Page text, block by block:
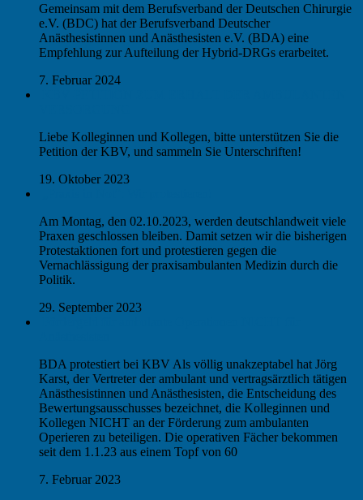
Gemeinsam mit dem Berufsverband der Deutschen Chirurgie
e.V. (BDC) hat der Berufsverband Deutscher
Anästhesistinnen und Anästhesisten e.V. (BDA) eine
Empfehlung zur Aufteilung der Hybrid-DRGs erarbeitet.
7. Februar 2024
Liebe Kolleginnen und Kollegen, bitte unterstützen Sie die
Petition der KBV, und sammeln Sie Unterschriften!
19. Oktober 2023
Am Montag, den 02.10.2023, werden deutschlandweit viele
Praxen geschlossen bleiben. Damit setzen wir die bisherigen
Protestaktionen fort und protestieren gegen die
Vernachlässigung der praxisambulanten Medizin durch die
Politik.
29. September 2023
BDA protestiert bei KBV Als völlig unakzeptabel hat Jörg
Karst, der Vertreter der ambulant und vertragsärztlich tätigen
Anästhesistinnen und Anästhesisten, die Entscheidung des
Bewertungsausschusses bezeichnet, die Kolleginnen und
Kollegen NICHT an der Förderung zum ambulanten
Operieren zu beteiligen. Die operativen Fächer bekommen
seit dem 1.1.23 aus einem Topf von 60
7. Februar 2023